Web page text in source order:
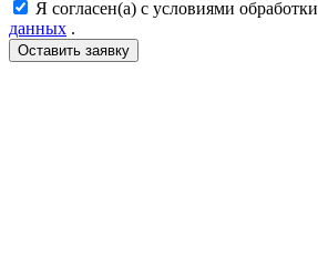
Я согласен(а) с условиями обработки
данных .